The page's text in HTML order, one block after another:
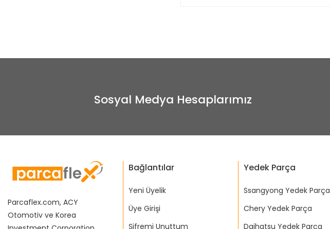
Sosyal Medya Hesaplarımız
Parcaflex.com, ACY
Otomotiv ve Korea
Bağlantılar
Yeni Üyelik
Üye Girişi
Şifremi Unuttum
Yedek Parça
Ssangyong Yedek Parça
Chery Yedek Parça
Daihatsu Yedek Parça